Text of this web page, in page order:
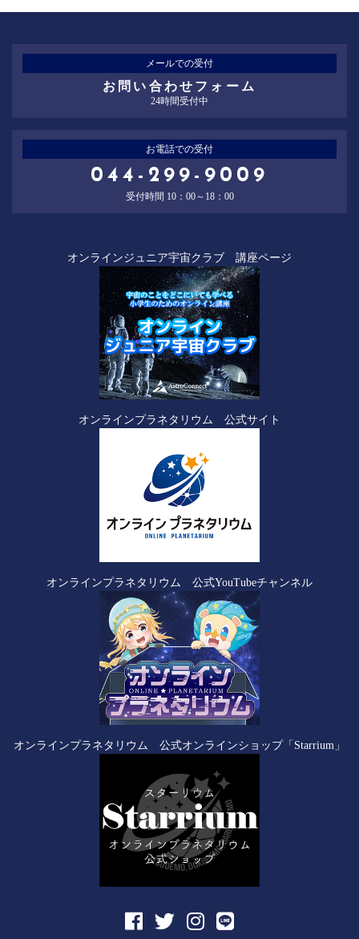
メールでの受付
お問い合わせフォーム
24時間受付中
お電話での受付
044-299-9009
受付時間 10：00～18：00
オンラインジュニア宇宙クラブ 講座ページ
オンラインプラネタリウム 公式サイト
オンラインプラネタリウム 公式YouTubeチャンネル
オンラインプラネタリウム 公式オンラインショップ「Starrium」